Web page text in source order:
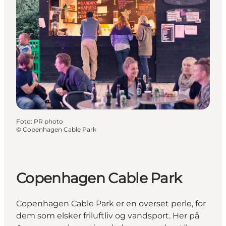
Foto: PR photo
© Copenhagen Cable Park
Copenhagen Cable Park
Copenhagen Cable Park er en overset perle, for
dem som elsker friluftliv og vandsport. Her på